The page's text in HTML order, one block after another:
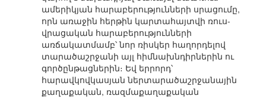
ամերիկյան հարաբերությունների սրացումը,
որն առաջին հերթին կարտահայտվի ռուս-
վրացական հարաբերությունների
առճակատմամբ՝ նոր ռիսկեր հաղորդելով
տարածաշրջանի այլ հիմնախնդիրներին ու
գործընթացներին։ Եվ երրորդ՝
հարավկովկասյան ներտարածաշրջանային
քաղաքական, ռազմաքաղաքական